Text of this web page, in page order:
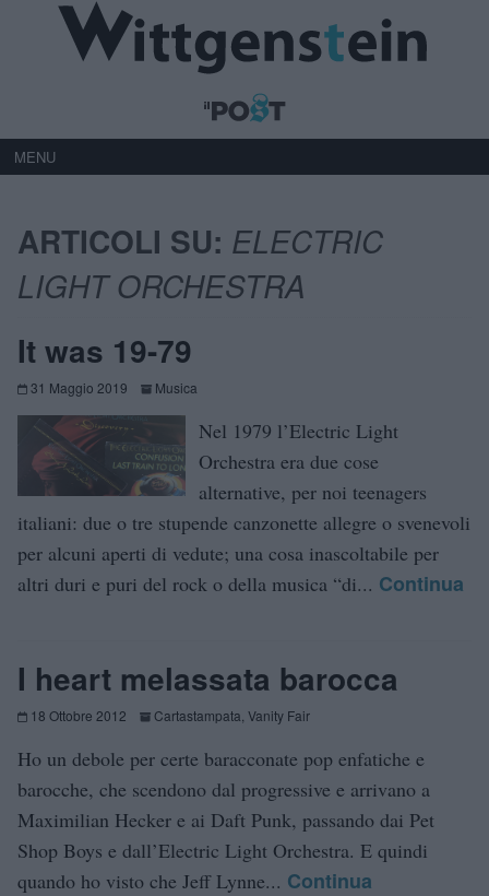
MENU
ARTICOLI SU: ELECTRIC
LIGHT ORCHESTRA
It was 19-79
31 Maggio 2019 Musica
Nel 1979 l’Electric Light
Orchestra era due cose
alternative, per noi teenagers
italiani: due o tre stupende canzonette allegre o svenevoli
per alcuni aperti di vedute; una cosa inascoltabile per
altri duri e puri del rock o della musica “di... Continua
I heart melassata barocca
18 Ottobre 2012 Cartastampata Vanity Fair
Ho un debole per certe baracconate pop enfatiche e
barocche, che scendono dal progressive e arrivano a
Maximilian Hecker e ai Daft Punk, passando dai Pet
Shop Boys e dall’Electric Light Orchestra. E quindi
quando ho visto che Jeff Lynne... Continua